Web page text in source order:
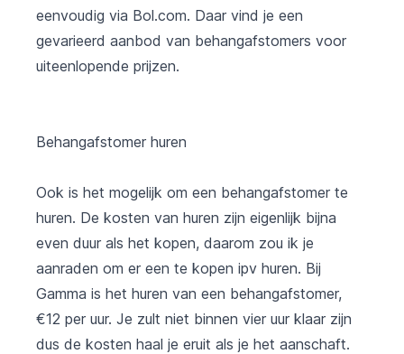
eenvoudig via Bol.com. Daar vind je een
gevarieerd aanbod van behangafstomers voor
uiteenlopende prijzen.
Behangafstomer huren
Ook is het mogelijk om een behangafstomer te
huren. De kosten van huren zijn eigenlijk bijna
even duur als het kopen, daarom zou ik je
aanraden om er een te kopen ipv huren. Bij
Gamma is het huren van een behangafstomer,
€12 per uur. Je zult niet binnen vier uur klaar zijn
dus de kosten haal je eruit als je het aanschaft.